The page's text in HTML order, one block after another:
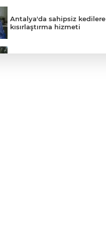
Antalya'da sahipsiz
kısırlaştırma hizmeti